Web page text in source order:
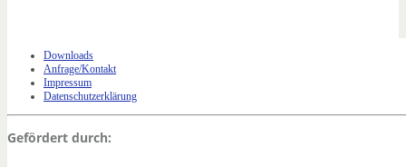
Downloads
Anfrage/Kontakt
Impressum
Datenschutzerklärung
Gefördert durch: